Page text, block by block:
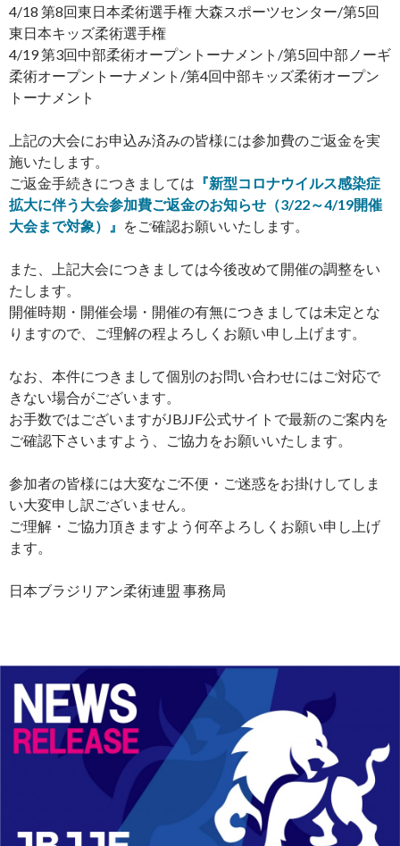
4/18 第8回東日本柔術選手権 大森スポーツセンター/第5回
東日本キッズ柔術選手権
4/19 第3回中部柔術オープントーナメント/第5回中部ノーギ
柔術オープントーナメント/第4回中部キッズ柔術オープン
トーナメント
上記の大会にお申込み済みの皆様には参加費のご返金を実
施いたします。
ご返金手続きにつきましては 『新型コロナウイルス感染症
拡大に伴う大会参加費ご返金のお知らせ（3/22～4/19開催
大会まで対象）』 をご確認お願いいたします。
また、上記大会につきましては今後改めて開催の調整をい
たします。
開催時期・開催会場・開催の有無につきましては未定とな
りますので、ご理解の程よろしくお願い申し上げます。
なお、本件につきまして個別のお問い合わせにはご対応で
きない場合がございます。
お手数ではございますがJBJJF公式サイトで最新のご案内を
ご確認下さいますよう、ご協力をお願いいたします。
参加者の皆様には大変なご不便・ご迷惑をお掛けしてしま
い大変申し訳ございません。
ご理解・ご協力頂きますよう何卒よろしくお願い申し上げ
ます。
日本ブラジリアン柔術連盟 事務局